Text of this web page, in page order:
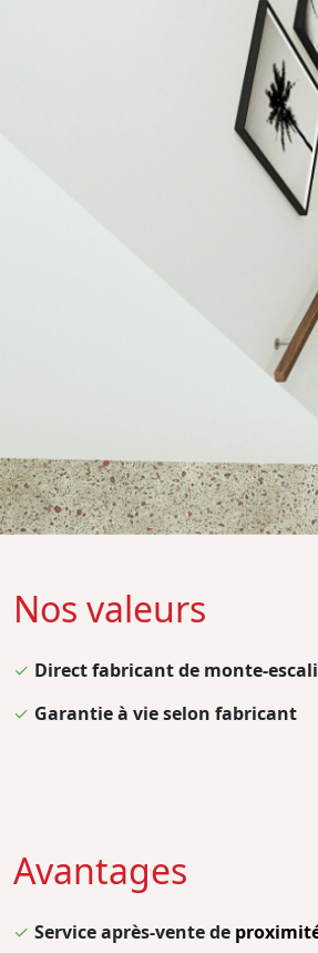
Nos valeurs
✓ Direct fabricant de monte-
✓ Garantie à vie selon fabricant
Avantages
✓ Service après-vente de